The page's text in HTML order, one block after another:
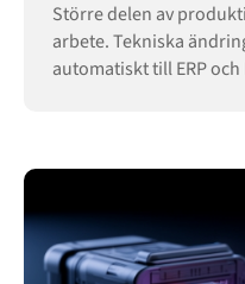
Större delen av
arbete. Tekniska
automatiskt till ERP och